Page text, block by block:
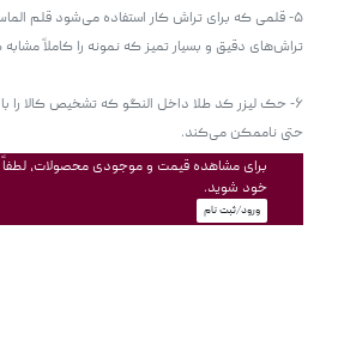
حتی ناممکن می‌کند.
برای مشاهده قیمت و موجودی محصولات، لطفاً
خود شوید.
ورود/ثبت نام